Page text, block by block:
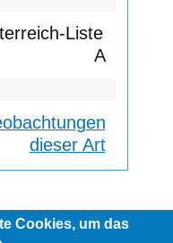
A
dieser Art
Cookies, um das